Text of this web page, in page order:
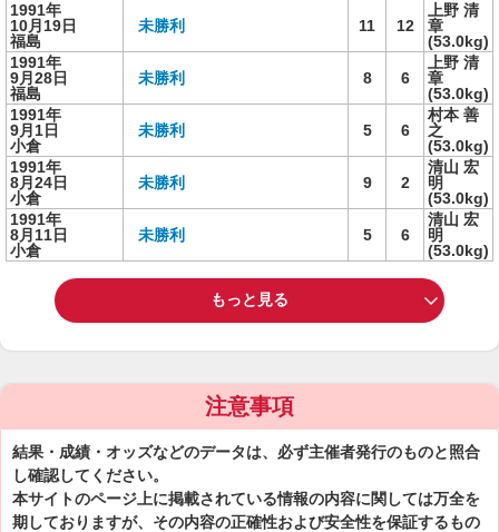
1991年
10月19日
福島
未勝利 11 12
上野 清
章
(53.0kg)
1991年
9月28日
福島
未勝利 8 6
上野 清
章
(53.0kg)
1991年
9月1日
小倉
未勝利 5 6
村本 善
之
(53.0kg)
1991年
8月24日
小倉
未勝利 9 2
清山 宏
明
(53.0kg)
1991年
8月11日
小倉
未勝利 5 6
清山 宏
明
(53.0kg)
もっと見る
注意事項
結果・成績・オッズなどのデータは、必ず主催者発行のものと照合
し確認してください。
本サイトのページ上に掲載されている情報の内容に関しては万全を
期しておりますが、その内容の正確性および安全性を保証するもの